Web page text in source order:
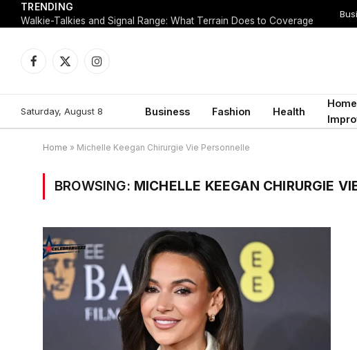
TRENDING
Walkie-Talkies and Signal Range: What Terrain Does to Coverage
Facebook
X
Instagram
Saturday, August 8 Business Fashion Health
Home
Home » Michelle Keegan Chirurgie Vie Personnelle
BROWSING: MICHELLE KEEGAN CHIRURGIE